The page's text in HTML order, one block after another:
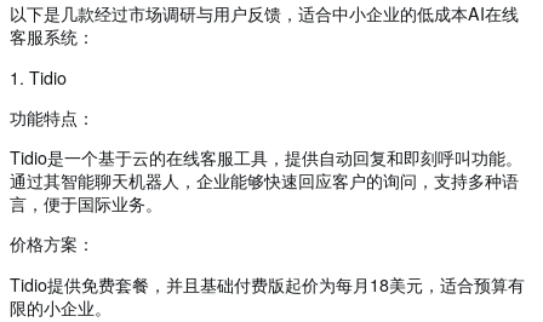
以下是几款经过市场调研与用户反馈，适合中小企业的低成本AI在线
客服系统：
1. Tidio
功能特点：
Tidio是一个基于云的在线客服工具，提供自动回复和即刻呼叫功能。
通过其智能聊天机器人，企业能够快速回应客户的询问，支持多种语
言，便于国际业务。
价格方案：
Tidio提供免费套餐，并且基础付费版起价为每月18美元，适合预算有
限的小企业。